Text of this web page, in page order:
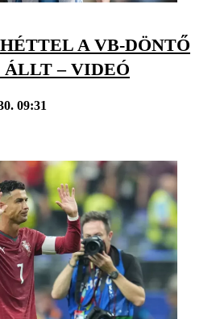
A VB-DÖNTŐ
ÁLLT – VIDEÓ
09:31